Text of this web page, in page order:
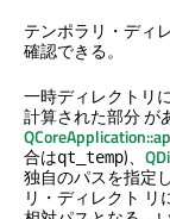
テンポラリ・ディ
確認できる。
一時ディレクトリ
計算された部分 が
合はqt_temp)、
独自のパスを指定
リ・ディレクト